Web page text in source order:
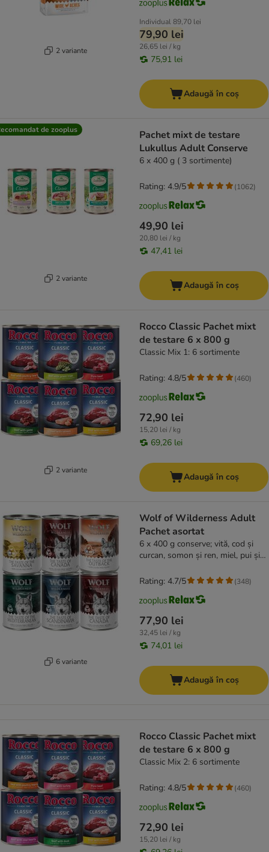
2 variante
Individual89,70 lei
79,90 lei
26,65 lei / kg
75,91 lei
Adaugă în coș
de zooplus
2 variante
Pachet mixt de testare
Lukullus Adult Conserve
6 x 400 g ( 3 sortimente)
49,90 lei
20,80 lei / kg
47,41 lei
Rating: 4.9/5 (1062)
Adaugă în coș
2 variante
Rocco Classic Pachet mixt
de testare 6 x 800 g
Classic Mix 1: 6 sortimente
72,90 lei
15,20 lei / kg
69,26 lei
Rating: 4.8/5 (460)
Adaugă în coș
6 variante
Wolf of Wilderness Adult
Pachet asortat
6 x 400 g conserve; vită, cod și
curcan, somon și ren, miel, pui și
curcan și vită
77,90 lei
32,45 lei / kg
74,01 lei
Rating: 4.7/5 (348)
Adaugă în coș
Rocco Classic Pachet mixt
de testare 6 x 800 g
Classic Mix 2: 6 sortimente
72,90 lei
15,20 lei / kg
Rating: 4.8/5 (460)